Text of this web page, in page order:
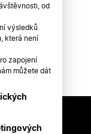
od
výsledků
která není
zapojení
můžete dát